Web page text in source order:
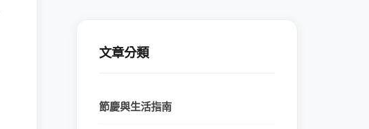
文章分類
節慶與生活指南